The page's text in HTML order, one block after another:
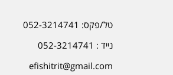
טל/פקס: 052-3214741
נייד : 052-3214741
efishitrit@gmail.com